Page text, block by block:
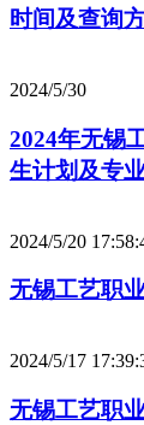
时间及查询
2024/5/30
2024年无锡
生计划及专
2024/5/20
无锡工艺职
2024/5/17
无锡工艺职